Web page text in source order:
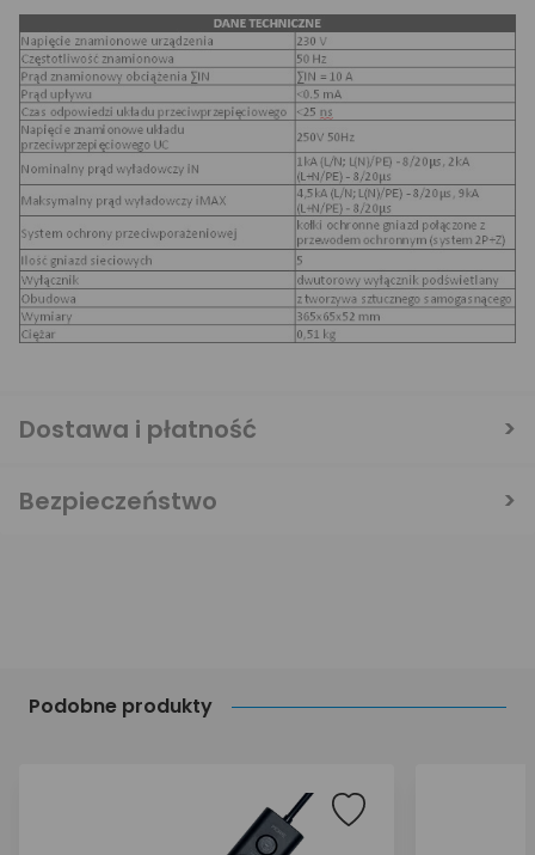
Podobne produkty
Dostawa i płatność
Bezpieczeństwo